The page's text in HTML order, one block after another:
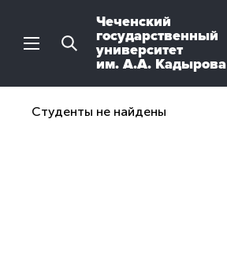
Чеченский
государственный
университет
им. А.А. Кадырова
Студенты не найдены